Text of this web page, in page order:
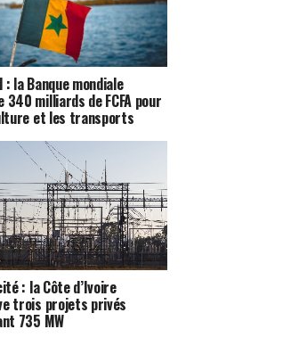
: la Banque mondiale
340 milliards de FCFA pour
et les transports
: la Côte d’Ivoire
trois projets privés
735 MW